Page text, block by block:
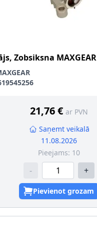
Zobsiksna MAXGEAR
21,76 € ar PVN
Saņemt veikalā
11.08.2026
Pieejams: 10
- +
Pievienot grozam